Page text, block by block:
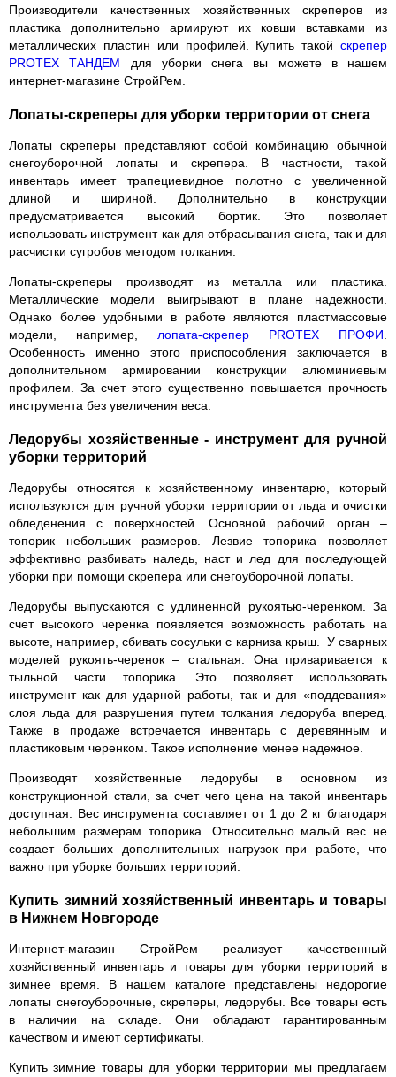
Производители качественных хозяйственных скреперов из
пластика дополнительно армируют их ковши вставками из
металлических пластин или профилей. Купить такой скрепер
PROTEX ТАНДЕМ для уборки снега вы можете в нашем
интернет-магазине СтройРем.
Лопаты-скреперы для уборки территории от снега
Лопаты скреперы представляют собой комбинацию обычной
снегоуборочной лопаты и скрепера. В частности, такой
инвентарь имеет трапециевидное полотно с увеличенной
длиной и шириной. Дополнительно в конструкции
предусматривается высокий бортик. Это позволяет
использовать инструмент как для отбрасывания снега, так и для
расчистки сугробов методом толкания.
Лопаты-скреперы производят из металла или пластика.
Металлические модели выигрывают в плане надежности.
Однако более удобными в работе являются пластмассовые
модели, например, лопата-скрепер PROTEX ПРОФИ
Особенность именно этого приспособления заключается в
дополнительном армировании конструкции алюминиевым
профилем. За счет этого существенно повышается прочность
инструмента без увеличения веса.
Ледорубы хозяйственные - инструмент для ручной
уборки территорий
Ледорубы относятся к хозяйственному инвентарю, который
используются для ручной уборки территории от льда и очистки
обледенения с поверхностей. Основной рабочий орган –
топорик небольших размеров. Лезвие топорика позволяет
эффективно разбивать наледь, наст и лед для последующей
уборки при помощи скрепера или снегоуборочной лопаты.
Ледорубы выпускаются с удлиненной рукоятью-черенком. За
счет высокого черенка появляется возможность работать на
высоте, например, сбивать сосульки с карниза крыш. У сварных
моделей рукоять-черенок – стальная. Она приваривается к
тыльной части топорика. Это позволяет использовать
инструмент как для ударной работы, так и для «поддевания»
слоя льда для разрушения путем толкания ледоруба вперед.
Также в продаже встречается инвентарь с деревянным и
пластиковым черенком. Такое исполнение менее надежное.
Производят хозяйственные ледорубы в основном из
конструкционной стали, за счет чего цена на такой инвентарь
доступная. Вес инструмента составляет от 1 до 2 кг благодаря
небольшим размерам топорика. Относительно малый вес не
создает больших дополнительных нагрузок при работе, что
важно при уборке больших территорий.
Купить зимний хозяйственный инвентарь и товары
в Нижнем Новгороде
Интернет-магазин СтройРем реализует качественный
хозяйственный инвентарь и товары для уборки территорий в
зимнее время. В нашем каталоге представлены недорогие
лопаты снегоуборочные, скреперы, ледорубы. Все товары есть
в наличии на складе. Они обладают гарантированным
качеством и имеют сертификаты.
Купить зимние товары для уборки территории мы предлагаем